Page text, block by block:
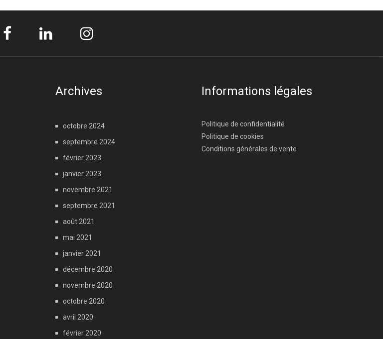
Archives
octobre 2024
septembre 2024
février 2023
janvier 2023
novembre 2021
septembre 2021
août 2021
mai 2021
janvier 2021
décembre 2020
novembre 2020
octobre 2020
avril 2020
février 2020
Informations légales
Politique de confidentialité
Politique de cookies
Conditions générales de vente